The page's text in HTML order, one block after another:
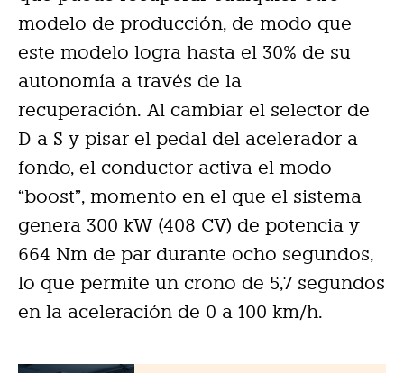
modelo de producción, de modo que
este modelo logra hasta el 30% de su
autonomía a través de la
recuperación. Al cambiar el selector de
D a S y pisar el pedal del acelerador a
fondo, el conductor activa el modo
“boost”, momento en el que el sistema
genera 300 kW (408 CV) de potencia y
664 Nm de par durante ocho segundos,
lo que permite un crono de 5,7 segundos
en la aceleración de 0 a 100 km/h.